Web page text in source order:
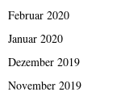
Februar 2020
Januar 2020
Dezember 2019
November 2019